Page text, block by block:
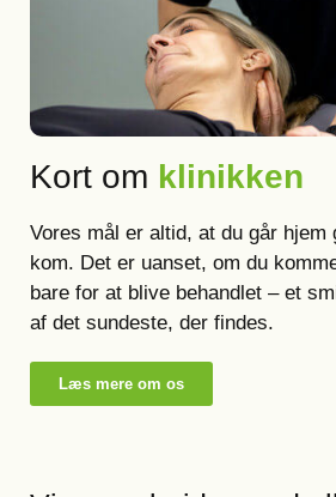
Kort om klinikken
Vores mål er altid, at du går hjem
kom. Det er uanset, om du
bare for at blive behandlet – et
af det sundeste, der findes.
Læs mere om os